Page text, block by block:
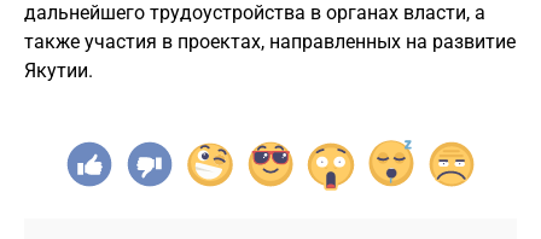
дальнейшего трудоустройства в органах власти, а
также участия в проектах, направленных на развитие
Якутии.